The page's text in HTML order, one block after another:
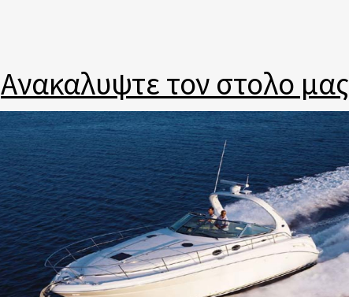
Ανακαλυψτε τον στολο μας